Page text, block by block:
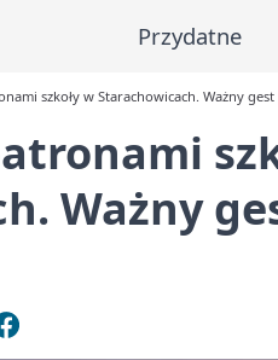
Przydatne
szkoły w Starachowicach. Ważny
Ważny